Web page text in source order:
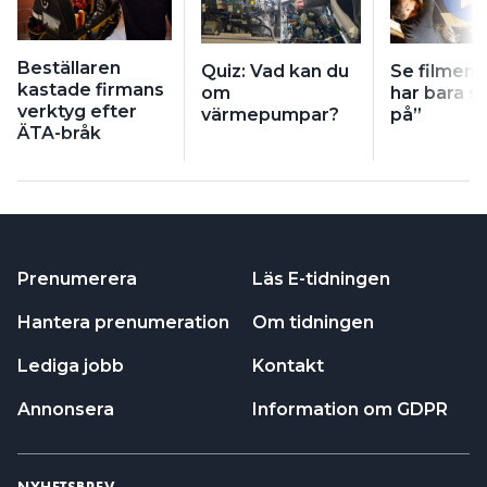
Beställaren
kastade firmans
verktyg efter
ÄTA-bråk
Quiz: Vad kan du
om
värmepumpar?
Se filmen:
har bara
på”
Prenumerera
Hantera prenumeration
Lediga jobb
Annonsera
Läs E-tidningen
Om tidningen
Kontakt
Information om GDPR